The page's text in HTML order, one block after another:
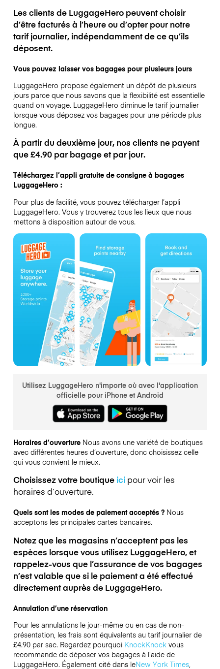
Les clients de LuggageHero peuvent choisir
d’être facturés à l’heure ou d’opter pour notre
tarif journalier, indépendamment de ce qu’ils
déposent.
Vous pouvez laisser vos bagages pour plusieurs jours
LuggageHero propose également un dépôt de plusieurs
jours parce que nous savons que la flexibilité est essentielle
quand on voyage. LuggageHero diminue le tarif journalier
lorsque vous déposez vos bagages pour une période plus
longue.
À partir du deuxième jour, nos clients ne payent
que £4.90 par bagage et par jour.
Téléchargez l’appli gratuite de consigne à bagages
LuggageHero :
Pour plus de facilité, vous pouvez télécharger l’appli
LuggageHero. Vous y trouverez tous les lieux que nous
mettons à disposition autour de vous.
Utilisez LuggageHero n'importe où avec l'application
officielle pour iPhone et Android
Horaires d’ouverture Nous avons une variété de boutiques
avec différentes heures d’ouverture, donc choisissez celle
qui vous convient le mieux.
Choisissez votre boutique icipour voir les
horaires d’ouverture.
Quels sont les modes de paiement acceptés ? Nous
acceptons les principales cartes bancaires.
Notez que les magasins n’acceptent pas les
espèces lorsque vous utilisez LuggageHero, et
rappelez-vous que l’assurance de vos bagages
n’est valable que si le paiement a été effectué
directement auprès de LuggageHero.
Annulation d’une réservation
Pour les annulations le jour-même ou en cas de non-
présentation, les frais sont équivalents au tarif journalier de
£4.90 par sac. Regardez pourquoi KnockKnockvous
recommande de déposer vos bagages à l’aide de
LuggageHero. Également cité dans leNew York Times,